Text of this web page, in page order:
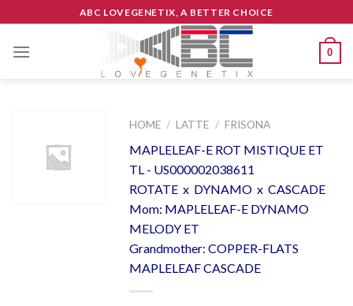
to
content
ABC LOVEGENETIX, A BETTER CHOICE
0
HOME / LATTE / FRISONA
MAPLELEAF-E ROT MISTIQUE ET
TL - US000002038611
ROTATE x DYNAMO x CASCADE
Mom: MAPLELEAF-E DYNAMO
MELODY ET
Grandmother: COPPER-FLATS
MAPLELEAF CASCADE